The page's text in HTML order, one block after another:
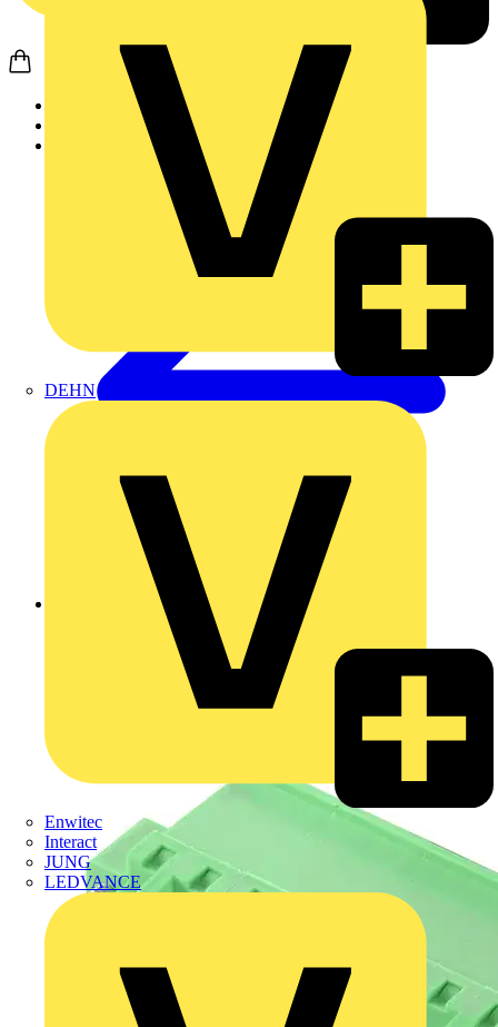
DEHN
Enwitec
Interact
JUNG
LEDVANCE
Zurück zu Produkte